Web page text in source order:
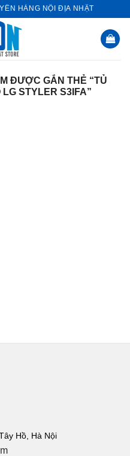
HÀNG NỘI ĐỊA NHẬT
ĐƯỢC GẮN THẺ “TỦ
STYLER S3IFA”
Hồ, Hà Nội